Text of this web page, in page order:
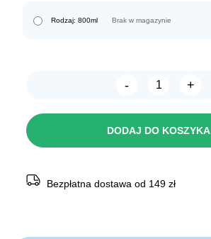
Rodzaj: 800ml Brak w magazynie
-
ilość
dla
+
DODAJ DO KOSZYKA
Bezpłatna dostawa od 149 zł